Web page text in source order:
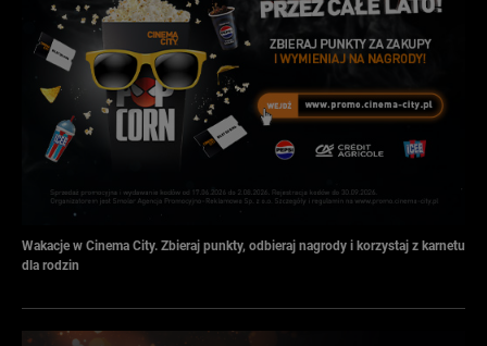
Wakacje w Cinema City. Zbieraj punkty, odbieraj nagrody i korzystaj z karnetu
dla rodzin